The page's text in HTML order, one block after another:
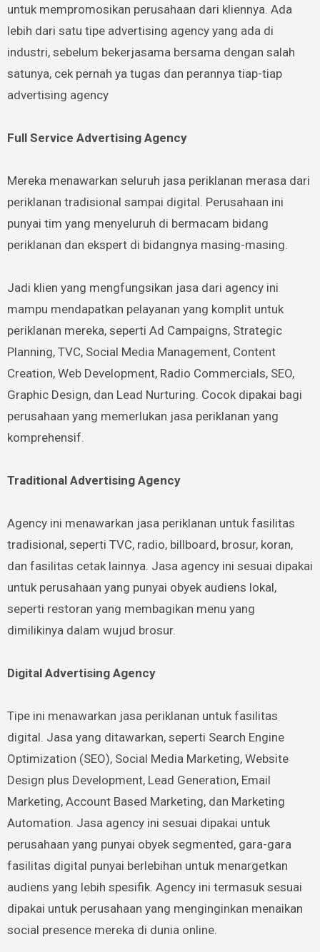
untuk mempromosikan perusahaan dari kliennya. Ada
lebih dari satu tipe advertising agency yang ada di
industri, sebelum bekerjasama bersama dengan salah
satunya, cek pernah ya tugas dan perannya tiap-tiap
advertising agency
Full Service Advertising Agency
Mereka menawarkan seluruh jasa periklanan merasa dari
periklanan tradisional sampai digital. Perusahaan ini
punyai tim yang menyeluruh di bermacam bidang
periklanan dan ekspert di bidangnya masing-masing.
Jadi klien yang mengfungsikan jasa dari agency ini
mampu mendapatkan pelayanan yang komplit untuk
periklanan mereka, seperti Ad Campaigns, Strategic
Planning, TVC, Social Media Management, Content
Creation, Web Development, Radio Commercials, SEO,
Graphic Design, dan Lead Nurturing. Cocok dipakai bagi
perusahaan yang memerlukan jasa periklanan yang
komprehensif.
Traditional Advertising Agency
Agency ini menawarkan jasa periklanan untuk fasilitas
tradisional, seperti TVC, radio, billboard, brosur, koran,
dan fasilitas cetak lainnya. Jasa agency ini sesuai dipakai
untuk perusahaan yang punyai obyek audiens lokal,
seperti restoran yang membagikan menu yang
dimilikinya dalam wujud brosur.
Digital Advertising Agency
Tipe ini menawarkan jasa periklanan untuk fasilitas
digital. Jasa yang ditawarkan, seperti Search Engine
Optimization (SEO), Social Media Marketing, Website
Design plus Development, Lead Generation, Email
Marketing, Account Based Marketing, dan Marketing
Automation. Jasa agency ini sesuai dipakai untuk
perusahaan yang punyai obyek segmented, gara-gara
fasilitas digital punyai berlebihan untuk menargetkan
audiens yang lebih spesifik. Agency ini termasuk sesuai
dipakai untuk perusahaan yang menginginkan menaikan
social presence mereka di dunia online.